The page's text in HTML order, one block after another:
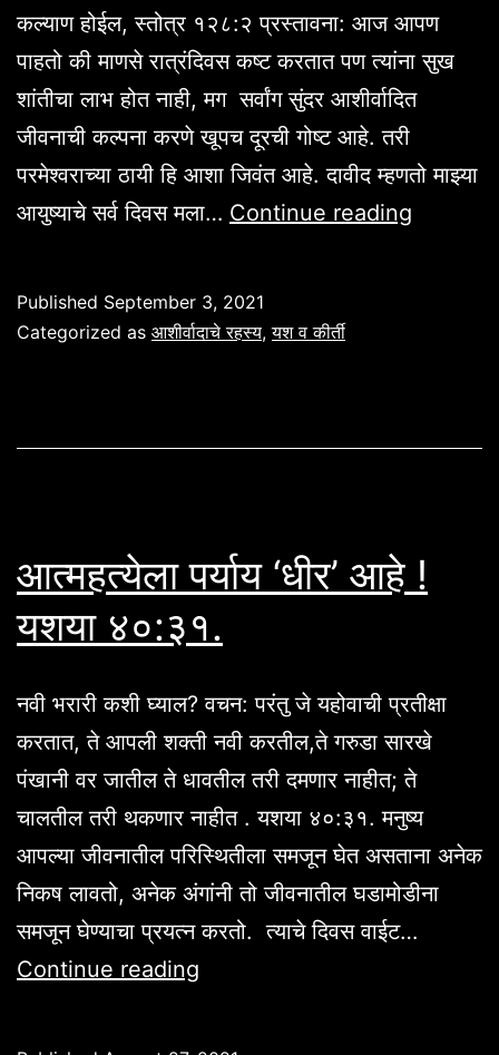
कल्याण होईल, स्तोत्र १२८:२ प्रस्तावना: आज आपण
पाहतो की माणसे रात्रंदिवस कष्ट करतात पण त्यांना सुख
शांतीचा लाभ होत नाही, मग सर्वांग सुंदर आशीर्वादित
जीवनाची कल्पना करणे खूपच दूरची गोष्ट आहे. तरी
परमेश्वराच्या ठायी हि आशा जिवंत आहे. दावीद म्हणतो माझ्या
आयुष्याचे सर्व दिवस मला… Continue reading
Published September 3, 2021
Categorized as आशीर्वादाचे रहस्य,यश व कीर्ती
आत्महत्येला पर्याय ‘धीर’ आहे !
यशया ४०:३१.
नवी भरारी कशी घ्याल? वचन: परंतु जे यहोवाची प्रतीक्षा
करतात, ते आपली शक्ती नवी करतील,ते गरुडा सारखे
पंखानी वर जातील ते धावतील तरी दमणार नाहीत; ते
चालतील तरी थकणार नाहीत . यशया ४०:३१. मनुष्य
आपल्या जीवनातील परिस्थितीला समजून घेत असताना अनेक
निकष लावतो, अनेक अंगांनी तो जीवनातील घडामोडीना
समजून घेण्याचा प्रयत्न करतो. त्याचे दिवस वाईट…
Continue reading